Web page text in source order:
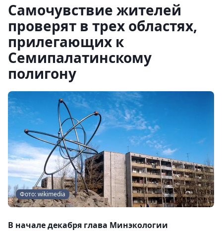
Самочувствие жителей
проверят в трех областях,
прилегающих к
Семипалатинскому
полигону
Фото: wikimedia
В начале декабря глава Минэкологии